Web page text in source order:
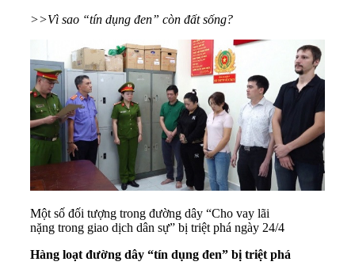
>>Vì sao “tín dụng đen” còn đất sống?
Một số đối tượng trong đường dây “Cho vay lãi
nặng trong giao dịch dân sự” bị triệt phá ngày 24/4
Hàng loạt đường dây “tín dụng đen” bị triệt phá